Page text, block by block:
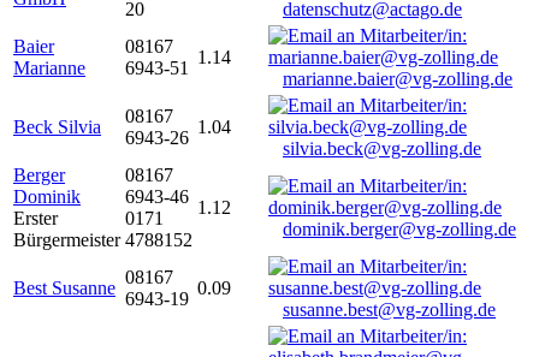
20
datenschutz@actago.de
Baier
Marianne
08167
6943-51
1.14
marianne.baier@vg-zolling.de
Beck Silvia
08167
6943-26
1.04
silvia.beck@vg-zolling.de
Berger
Dominik
Erster
Bürgermeister
08167
6943-46
0171
4788152
1.12
dominik.berger@vg-zolling.de
Best Susanne
08167
6943-19
0.09
susanne.best@vg-zolling.de